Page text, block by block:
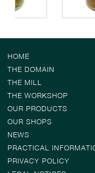
HOME
THE DOMAIN
THE MILL
THE WORKSHOP
OUR PRODUCTS
OUR SHOPS
NEWS
PRACTICAL
PRIVACY POLICY